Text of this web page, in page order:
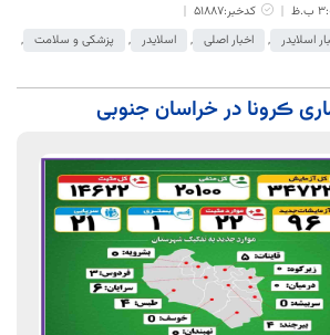
ب.ظ
کدخبر:51887
اسلایدر , اخبار اصلی , اسلایدر , پزشکی و سلامت ,
ڪرونا در خراسان جنوبی